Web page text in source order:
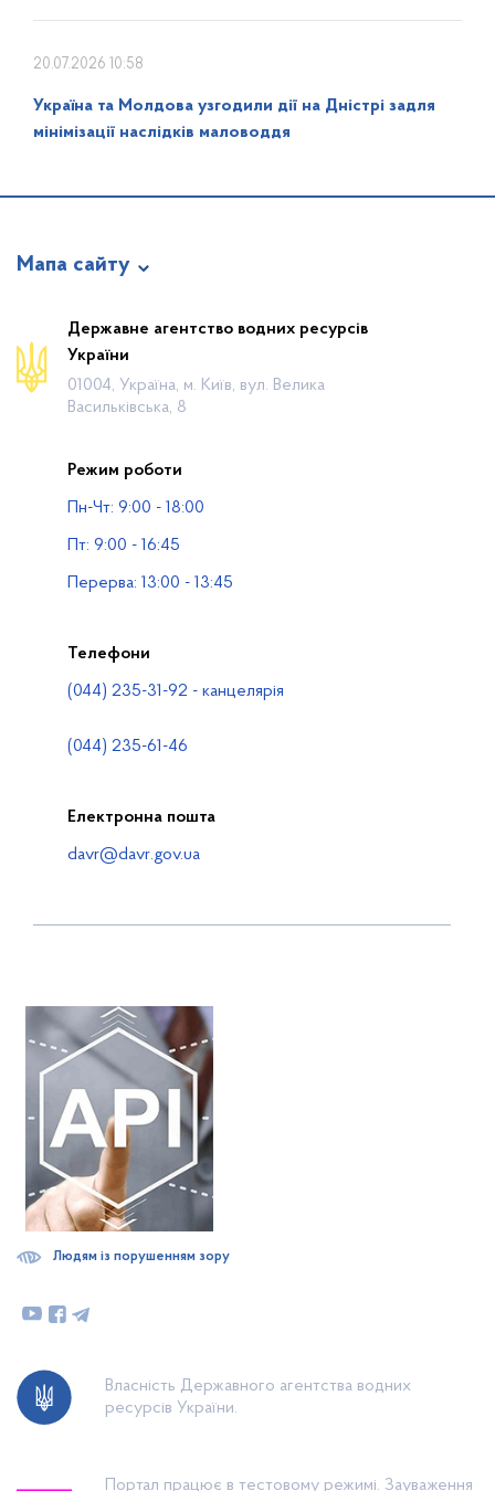
20.07.2026 10:58
Україна та Молдова узгодили дії на Дністрі задля
мінімізації наслідків маловоддя
Мапа сайту
Про відомство
Діяльність
Громадянам
Публічна інформація
Водогосподарські організації
Державне агентство водних ресурсів
України
01004, Україна, м. Київ, вул. Велика
Васильківська, 8
Режим роботи
Пн-Чт: 9:00 - 18:00
Пт: 9:00 - 16:45
Перерва: 13:00 - 13:45
Телефони
(044) 235-31-92 - канцелярія
(044) 235-61-46
Електронна пошта
davr@davr.gov.ua
Власність Державного агентства водних
ресурсів України.
Портал працює в тестовому режимі. Зауваження
Людям із порушенням зору